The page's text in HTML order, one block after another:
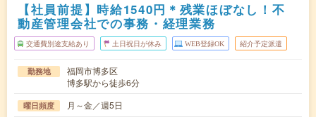
【社員前提】時給1540円＊残業ほぼなし！不
動産管理会社での事務・経理業務
交通費別途支給あり 土日祝日が休み WEB登録OK 紹介予定派遣
勤務地
福岡市博多区
博多駅から徒歩6分
曜日頻度 月～金／週5日